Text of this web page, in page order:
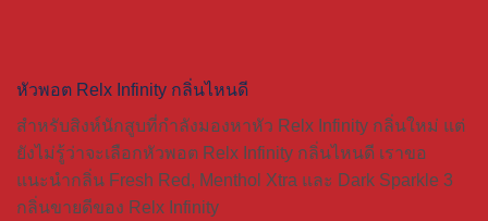
หัวพอต Relx Infinity กลิ่นไหนดี
สำหรับสิงห์นักสูบที่กำลังมองหาหัว Relx Infinity กลิ่นใหม่ แต่
ยังไม่รู้ว่าจะเลือกหัวพอต Relx Infinity กลิ่นไหนดี เราขอ
แนะนำกลิ่น Fresh Red, Menthol Xtra และ Dark Sparkle 3
กลิ่นขายดีของ Relx Infinity